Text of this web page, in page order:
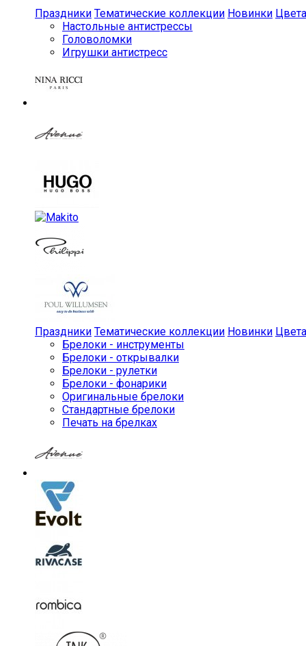
Праздники Тематические коллекции Новинки Цвета
Настольные антистрессы
Головоломки
Игрушки антистресс
Праздники Тематические коллекции Новинки Цвета
Брелоки - инструменты
Брелоки - открывалки
Брелоки - рулетки
Брелоки - фонарики
Оригинальные брелоки
Стандартные брелоки
Печать на брелках